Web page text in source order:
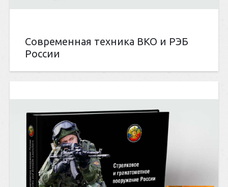
Современная техника ВКО и РЭБ
России